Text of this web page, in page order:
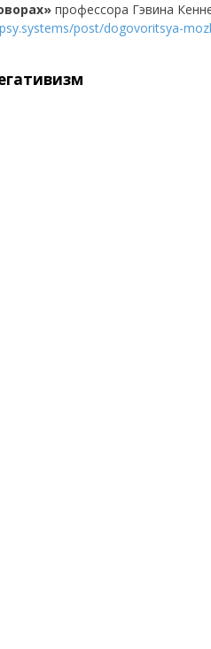
профессора Гэвина
post/dogovoritsya-